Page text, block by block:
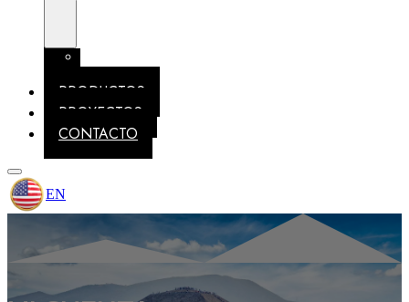
PRODUCTOS
PROYECTOS
CONTACTO
EN